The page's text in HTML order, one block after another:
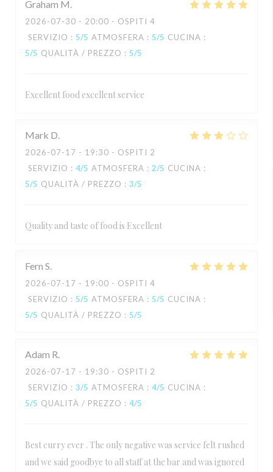
Graham M
2026-07-30 - 20:00 - OSPITI 4
SERVIZIO : 5/5 ATMOSFERA : 5/5 CUCINA :
5/5 QUALITÀ / PREZZO : 5/5
Excellent food excellent service
Mark D
2026-07-17 - 19:30 - OSPITI 2
SERVIZIO : 4/5 ATMOSFERA : 2/5 CUCINA :
5/5 QUALITÀ / PREZZO : 3/5
Quality and taste of food is Excellent
Fern S
2026-07-17 - 19:00 - OSPITI 4
SERVIZIO : 5/5 ATMOSFERA : 5/5 CUCINA :
5/5 QUALITÀ / PREZZO : 5/5
Adam R
2026-07-17 - 19:30 - OSPITI 2
SERVIZIO : 3/5 ATMOSFERA : 4/5 CUCINA :
5/5 QUALITÀ / PREZZO : 4/5
Best curry ever . The only negative was service felt rushed
and we said goodbye to all staff at the bar and was ignored